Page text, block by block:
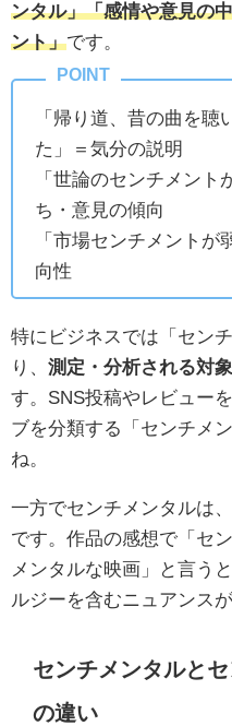
ンタル」「感情や意見の
ント」です。
「帰り道、昔の曲を聴
た」＝気分の説明
「世論のセンチメン
ち・意見の傾向
「市場センチメント
向性
特にビジネスでは「セン
り、 測定・分析される対象
す。SNS投稿やレビュー
ブを分類する「センチメ
ね。
一方でセンチメンタルは
です。作品の感想で「セ
メンタルな映画」と言う
ルジーを含むニュアンス
センチメンタルと
の違い